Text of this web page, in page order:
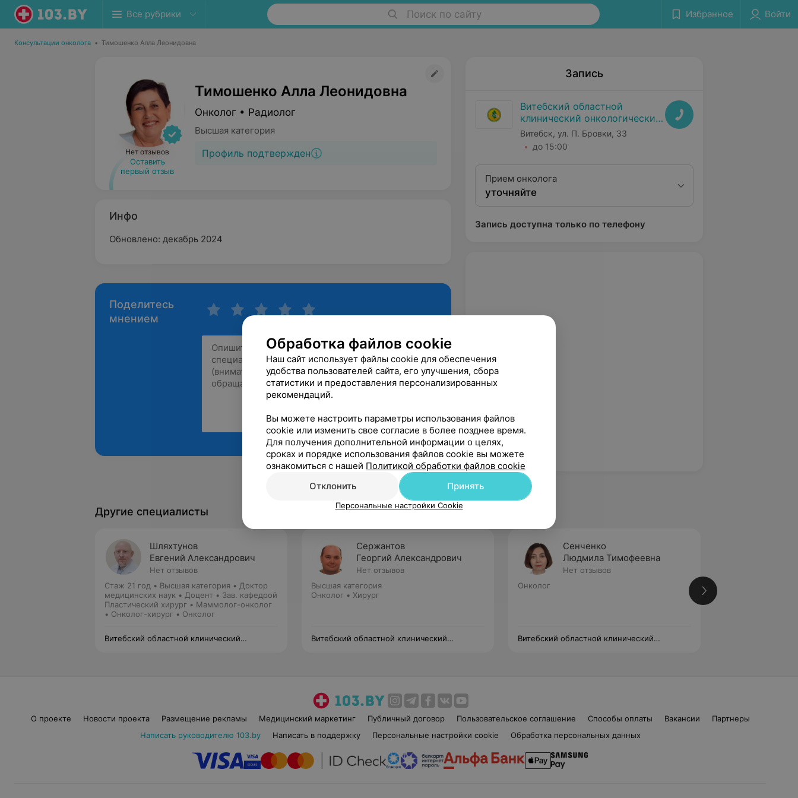
Все рубрики Поиск по сайту Избранное Войти
Консультации онколога • Тимошенко Алла Леонидовна
Нет отзывов
Оставить
первый отзыв
Тимошенко Алла Леонидовна
Онколог • Радиолог
Высшая категория
Профиль подтвержден
Инфо
Обновлено: декабрь 2024
Поделитесь
мнением
Рекомендую
Запись
Витебский областной
клинический онкологический
диспансер
Витебск, ул. П. Бровки, 33
до 15:00
Прием онколога
уточняйте
Запись доступна только по телефону
Другие специалисты
Шляхтунов
Евгений Александрович
Нет отзывов
Стаж 21 год • Высшая категория • Доктор
медицинских наук • Доцент • Зав. кафедрой
Пластический хирург • Маммолог-онколог
• Онколог-хирург • Онколог
Витебский областной клинический
Сержантов
Георгий Александрович
Нет отзывов
Высшая категория
Онколог • Хирург
Витебский областной клинический
Сенченко
Людмила Тимофеевна
Нет отзывов
Онколог
Витебский областной клинический
О проекте Новости проекта Размещение рекламы Медицинский маркетинг Публичный договор Пользовательское соглашение Способы оплаты Вакансии
Партнеры
Написать руководителю 103.by
Написать в поддержку Персональные настройки cookie Обработка персональных данных
Обработка файлов cookie
Наш сайт использует файлы cookie для обеспечения
удобства пользователей сайта, его улучшения, сбора
статистики и предоставления персонализированных
рекомендаций.
Вы можете настроить параметры использования файлов
cookie или изменить свое согласие в более позднее время.
Для получения дополнительной информации о целях,
сроках и порядке использования файлов cookie вы можете
ознакомиться с нашей Политикой обработки файлов cookie
Отклонить
Принять
Персональные настройки Cookie